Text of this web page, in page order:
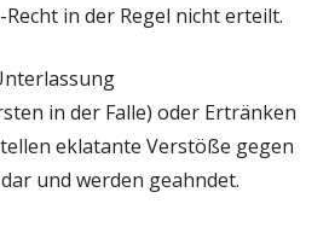
Recht in der Regel nicht erteilt.
in der Falle) oder Ertränken
eklatante Verstöße gegen
und werden geahndet.